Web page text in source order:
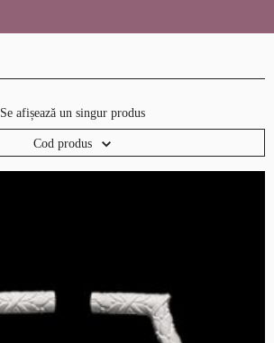
Se afișează un singur produs
Cod produs